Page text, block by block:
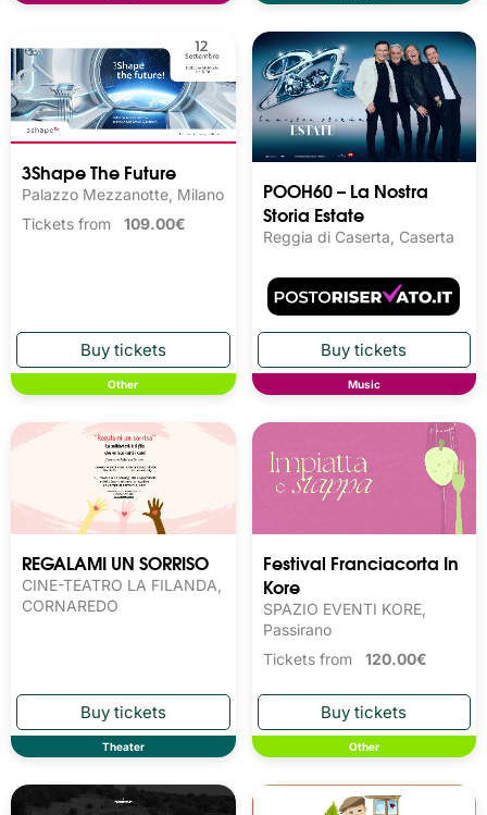
3Shape The Future
Palazzo Mezzanotte, Milano
Tickets from 109.00€
Other
POOH60 – La Nostra
Storia Estate
Reggia di Caserta, Caserta
Music
REGALAMI UN SORRISO
CINE-TEATRO LA FILANDA,
CORNAREDO
Theater
Festival Franciacorta In
Kore
SPAZIO EVENTI KORE,
Passirano
Tickets from 120.00€
Other